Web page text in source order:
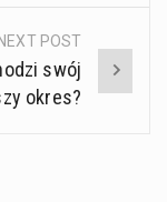
NEXT POST
swój
okres?